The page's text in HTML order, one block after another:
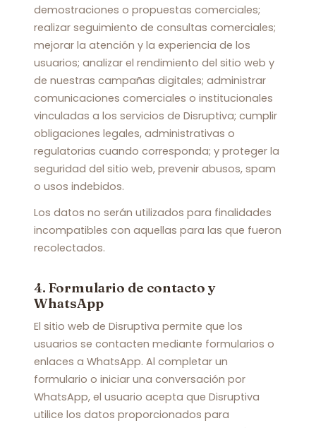
demostraciones o propuestas comerciales;
realizar seguimiento de consultas comerciales;
mejorar la atención y la experiencia de los
usuarios; analizar el rendimiento del sitio web y
de nuestras campañas digitales; administrar
comunicaciones comerciales o institucionales
vinculadas a los servicios de Disruptiva; cumplir
obligaciones legales, administrativas o
regulatorias cuando corresponda; y proteger la
seguridad del sitio web, prevenir abusos, spam
o usos indebidos.
Los datos no serán utilizados para finalidades
incompatibles con aquellas para las que fueron
recolectados.
4. Formulario de contacto y
WhatsApp
El sitio web de Disruptiva permite que los
usuarios se contacten mediante formularios o
enlaces a WhatsApp. Al completar un
formulario o iniciar una conversación por
WhatsApp, el usuario acepta que Disruptiva
utilice los datos proporcionados para